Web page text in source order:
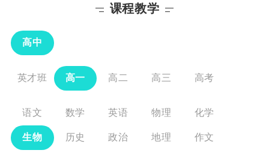
课程教学
高中
英才班 高一 高二 高三 高考
语文 数学 英语 物理 化学
生物 历史 政治 地理 作文